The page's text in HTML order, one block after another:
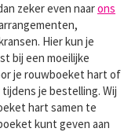
zeker even naarons
Hier kun je
bij een moeilijke
je rouwboeket hart of
je bestelling. Wij
hart samen te
kunt geven aan